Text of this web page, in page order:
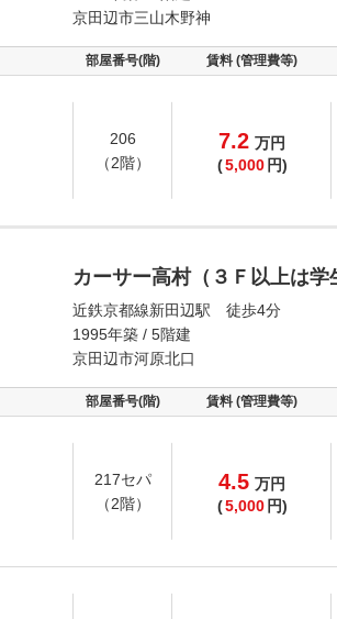
京田辺市三山木野神
部屋番号(階) 賃料 (管理費等)
206
（2階）
7.2 万円
(5,000 円)
カーサー高村（３Ｆ以上は学
近鉄京都線新田辺駅 徒歩4分
1995年築 / 5階建
京田辺市河原北口
部屋番号(階) 賃料 (管理費等)
217セパ
（2階）
4.5 万円
(5,000 円)